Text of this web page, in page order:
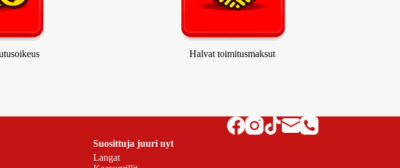
Halvat toimitusmaksut
Suosittuja juuri nyt
Langat